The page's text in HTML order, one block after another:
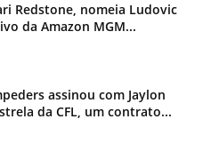
Redstone, nomeia Ludovic
da Amazon MGM...
assinou com Jaylon
da CFL, um contrato...